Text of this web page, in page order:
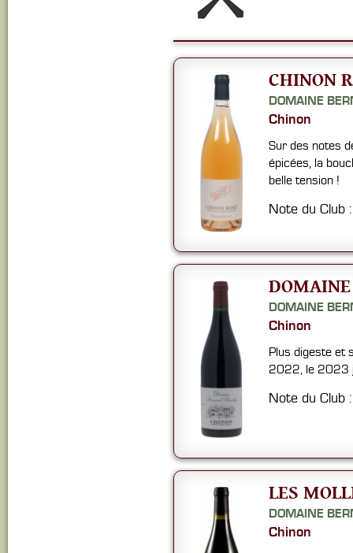
CHINON
DOMAINE
Chinon
Sur des notes
épicées, la
belle tension !
Note du Club
DOMAINE
Chinon
Plus digeste et
2022, le 2023
Note du Club
LES
DOMAINE
Chinon